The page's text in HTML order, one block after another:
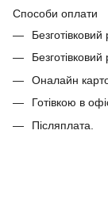
Способи оплати
Оналайн
Готівкою в
Післяплата.